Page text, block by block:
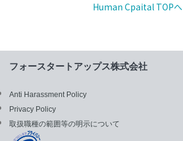
Human Cpaital TOPへ
フォースタートアップス株式会社
Anti Harassment Policy
Privacy Policy
取扱職種の範囲等の明示について